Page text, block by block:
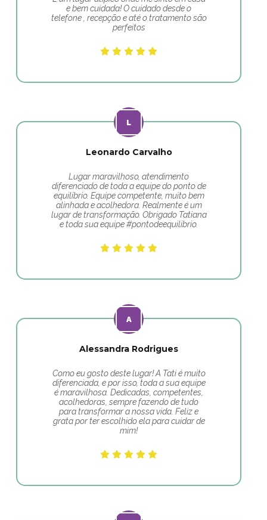
e bem cuidada! O cuidado desde o
telefone , recepção e até o tratamento são
perfeitos
Leonardo Carvalho
Lugar maravilhoso, atendimento
diferenciado de toda a equipe do ponto de
equilíbrio. Equipe competente, muito bem
alinhada e acolhedora. Realmente é um
lugar de transformação. Obrigado Tatiana
e toda sua equipe #pontodeequilibrio.
Alessandra Rodrigues
Como eu gosto deste lugar! A Tati é muito
diferenciada, e por isso, toda a sua equipe
é maravilhosa. Dedicadas, competentes,
acolhedoras, sempre fazendo de tudo
para transformar a nossa vida. Feliz e
grata por ter escolhido ela para cuidar de
mim!